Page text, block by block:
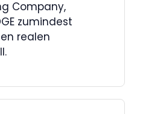
Company,
zumindest
realen